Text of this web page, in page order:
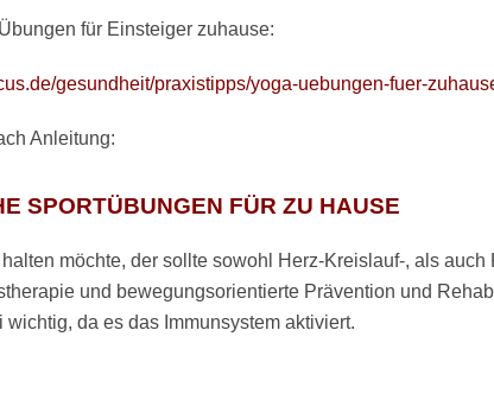
für Einsteiger zuhause:
gesundheit/praxistipps/yoga-uebungen-fuer-
Anleitung:
SPORTÜBUNGEN FÜR ZU HAUSE
möchte, der sollte sowohl Herz-Kreislauf-, als
und bewegungsorientierte Prävention und
wichtig, da es das Immunsystem aktiviert.